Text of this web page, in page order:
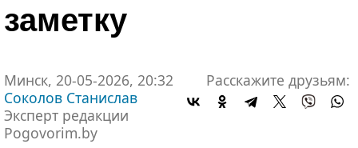
заметку
Минск, 20-05-2026, 20:32
Соколов Станислав
Эксперт редакции
Pogovorim.by
Расскажите друзьям: